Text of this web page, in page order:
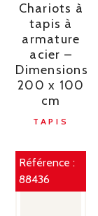
Chariots à
tapis à
armature
acier –
Dimensions
200 x 100
cm
TAPIS
Référence :
88436